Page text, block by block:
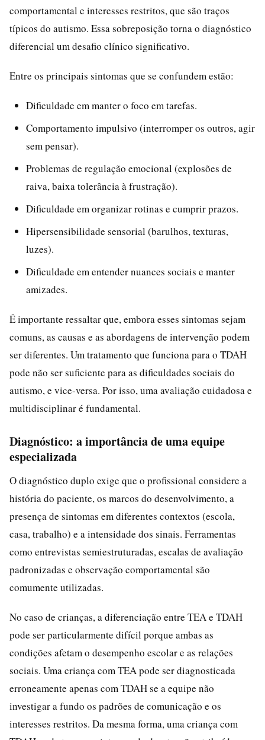
comportamental e interesses restritos, que são traços
típicos do autismo. Essa sobreposição torna o diagnóstico
diferencial um desafio clínico significativo.
Entre os principais sintomas que se confundem estão:
Dificuldade em manter o foco em tarefas.
Comportamento impulsivo (interromper os outros, agir
sem pensar).
Problemas de regulação emocional (explosões de
raiva, baixa tolerância à frustração).
Dificuldade em organizar rotinas e cumprir prazos.
Hipersensibilidade sensorial (barulhos, texturas,
luzes).
Dificuldade em entender nuances sociais e manter
amizades.
É importante ressaltar que, embora esses sintomas sejam
comuns, as causas e as abordagens de intervenção podem
ser diferentes. Um tratamento que funciona para o TDAH
pode não ser suficiente para as dificuldades sociais do
autismo, e vice-versa. Por isso, uma avaliação cuidadosa e
multidisciplinar é fundamental.
Diagnóstico: a importância de uma equipe
especializada
O diagnóstico duplo exige que o profissional considere a
história do paciente, os marcos do desenvolvimento, a
presença de sintomas em diferentes contextos (escola,
casa, trabalho) e a intensidade dos sinais. Ferramentas
como entrevistas semiestruturadas, escalas de avaliação
padronizadas e observação comportamental são
comumente utilizadas.
No caso de crianças, a diferenciação entre TEA e TDAH
pode ser particularmente difícil porque ambas as
condições afetam o desempenho escolar e as relações
sociais. Uma criança com TEA pode ser diagnosticada
erroneamente apenas com TDAH se a equipe não
investigar a fundo os padrões de comunicação e os
interesses restritos. Da mesma forma, uma criança com